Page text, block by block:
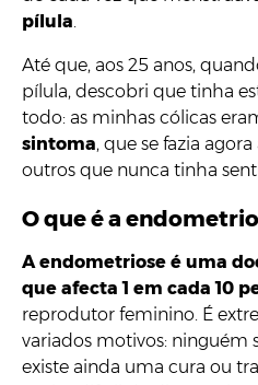
pílula.
Até que, aos 25 anos,
pílula, descobri que tinha
todo: as minhas cólicas
sintoma, que se fazia
outros que nunca tinha
O que é a
A endometriose é uma
que afecta 1 em cada 10
reprodutor feminino. É
variados motivos: ninguém
existe ainda uma cura ou